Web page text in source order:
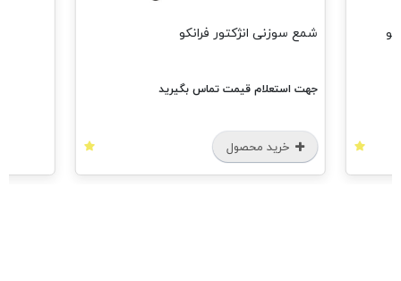
شمع سوزنی انژکتور فرانکو
جهت استعلام قیمت تماس بگیرید
خرید محصول